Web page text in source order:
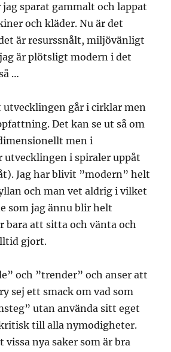
sparat gammalt och lappat
och kläder. Nu är det
är resurssnålt, miljövänligt
är plötsligt modern i det
…
utvecklingen går i cirklar men
Det kan se ut så om
men i
utvecklingen i spiraler uppåt
Jag har blivit ”modern” helt
och man vet aldrig i vilket
som jag ännu blir helt
bara att sitta och vänta och
gjort.
och ”trender” och anser att
sej ett smack om vad som
utan använda sitt eget
till alla nymodigheter.
vissa nya saker som är bra